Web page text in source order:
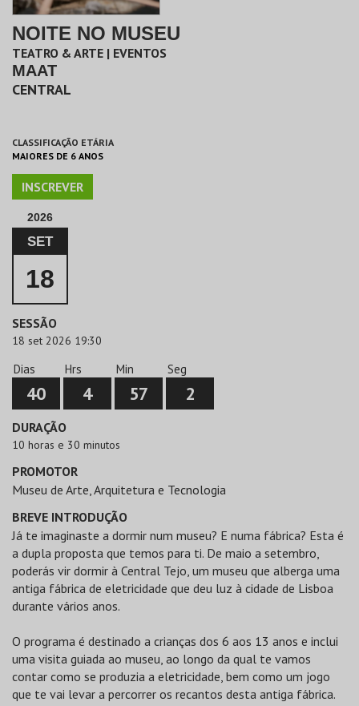
NOITE NO MUSEU
TEATRO & ARTE | EVENTOS
MAAT
CENTRAL
CLASSIFICAÇÃO ETÁRIA
MAIORES DE 6 ANOS
INSCREVER
2026
SET
18
SESSÃO
18 set 2026 19:30
Dias
40
Hrs
4
Min
57
Seg
2
DURAÇÃO
10 horas e 30 minutos
PROMOTOR
Museu de Arte, Arquitetura e Tecnologia
BREVE INTRODUÇÃO
Já te imaginaste a dormir num museu? E numa fábrica? Esta é
a dupla proposta que temos para ti. De maio a setembro,
poderás vir dormir à Central Tejo, um museu que alberga uma
antiga fábrica de eletricidade que deu luz à cidade de Lisboa
durante vários anos.
O programa é destinado a crianças dos 6 aos 13 anos e inclui
uma visita guiada ao museu, ao longo da qual te vamos
contar como se produzia a eletricidade, bem como um jogo
que te vai levar a percorrer os recantos desta antiga fábrica.